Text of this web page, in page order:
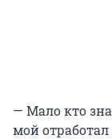
— Мало кто
мой